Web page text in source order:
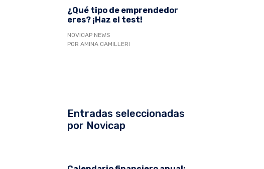
¿Qué tipo de emprendedor
eres? ¡Haz el test!
NOVICAP NEWS
POR AMINA CAMILLERI
Entradas seleccionadas
por Novicap